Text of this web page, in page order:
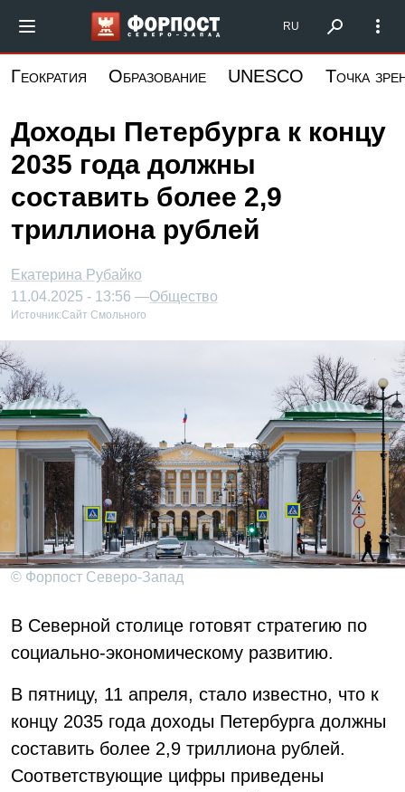
основному
Форпост Северо-Запад
RU
Геократия Образование UNESCO Точка
Доходы Петербурга к концу
2035 года должны
составить более 2,9
триллиона рублей
Екатерина Рубайко
11.04.2025 - 13:56 —Общество
Источник:Сайт Смольного
© Форпост Северо-Запад
В Северной столице готовят стратегию по
социально-экономическому развитию.
В пятницу, 11 апреля, стало известно, что к
концу 2035 года доходы Петербурга должны
составить более 2,9 триллиона рублей.
Соответствующие цифры приведены